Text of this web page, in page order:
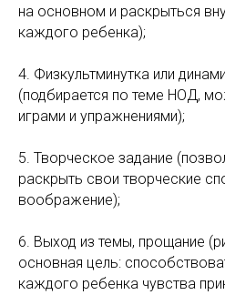
на основном и раскрыться
каждого ребенка);
4. Физкультминутка или
(подбирается по теме НОД,
играми и упражнениями);
5. Творческое задание
раскрыть свои творческие
воображение);
6. Выход из темы, прощание
основная цель:
каждого ребенка чувства